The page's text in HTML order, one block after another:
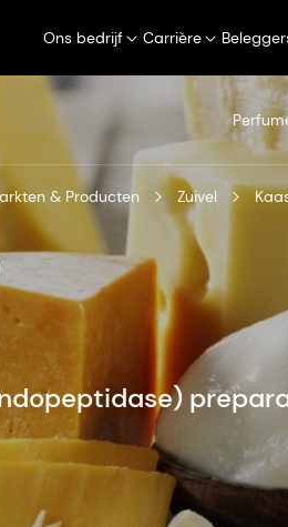
Ons bedrijf Carrière
& Producten Zuivel